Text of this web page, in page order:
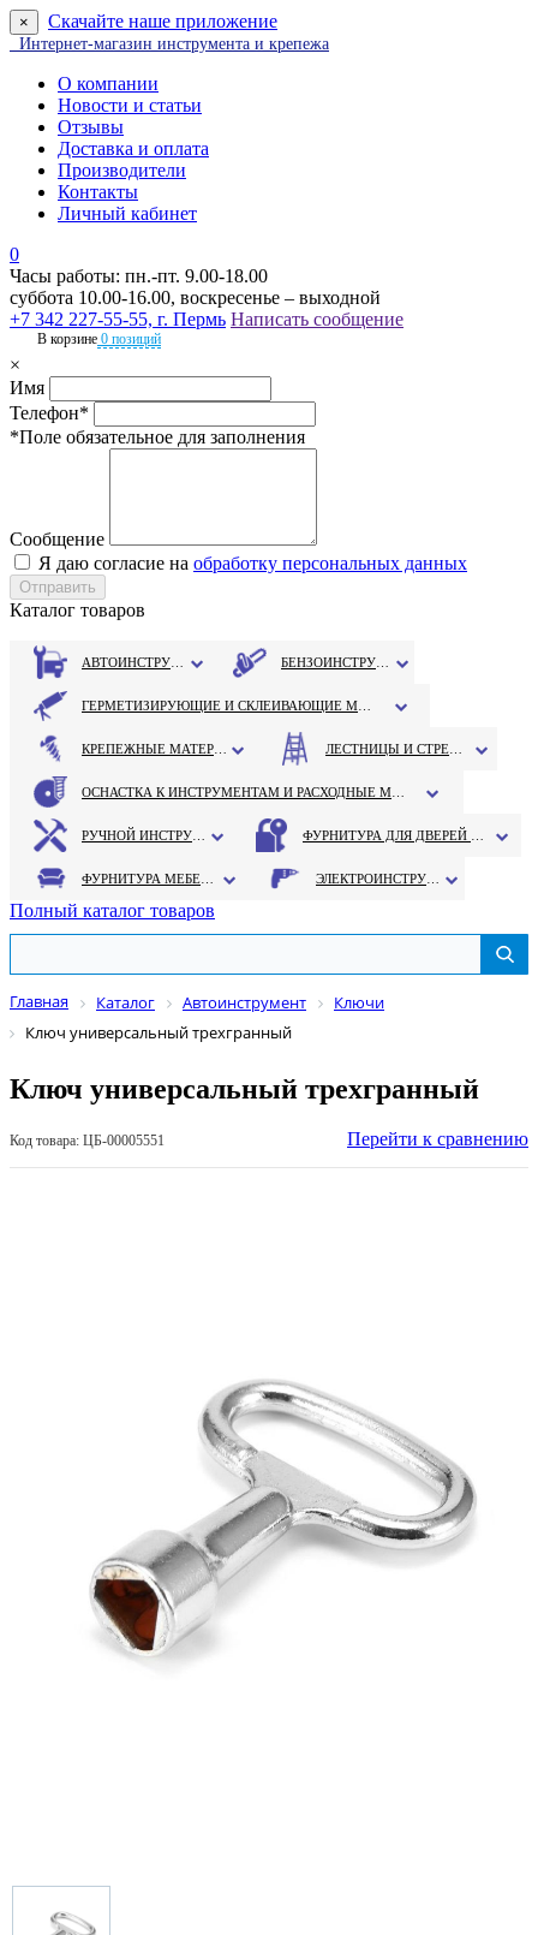
× Скачайте наше приложение
Интернет-магазин инструмента и крепежа
О компании
Новости и статьи
Отзывы
Доставка и оплата
Производители
Контакты
Личный кабинет
0
Часы работы: пн.-пт. 9.00-18.00
суббота 10.00-16.00, воскресенье – выходной
+7 342 227-55-55, г. Пермь Написать сообщение
В корзине 0 позиций
×
Имя
Телефон*
*Поле обязательное для заполнения
Сообщение
Я даю согласие на обработку персональных данных
Каталог товаров
Полный каталог товаров
Главная Каталог Автоинструмент
Ключи
Ключ универсальный трехгранный
Ключ универсальный трехгранный
Код товара: ЦБ-00005551 Перейти к сравнению